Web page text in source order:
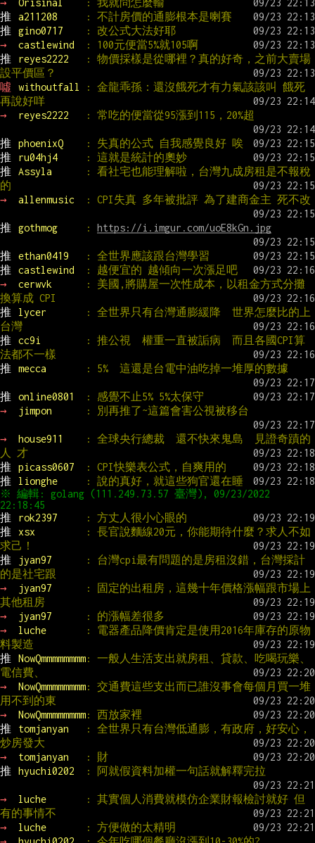
→
Orisinal
: 我就問怎麼輸
推
a211208
: 不計房價的通膨根本是喇賽
推
gino0717
: 改公式大法好耶
→
castlewind
: 100元便當5%就105啊
推
reyes2222
: 物價採樣是從哪裡？真的好奇，之前大賣場
設平價區？
噓
withoutfall
: 金龍乖孫：還沒餓死才有力氣該該叫 餓死
再說好咩
→
reyes2222 : 常吃的便當從95漲到115，20%超
推 phoenixQ
: 失真的公式 自我感覺良好 唉
推
ru04hj4
: 這就是統計的奧妙
推
Assyla
: 看社宅也能理解啦，台灣九成房租是不報稅
的
→
allenmusic : CPI失真 多年被批評 為了建商金主 死不改
推 gothmog : https://i.imgur.com/uoE8kGn.jpg
推 ethan0419
: 全世界應該跟台灣學習
推
castlewind
: 越便宜的 越傾向一次漲足吧
→
cerwvk
: 美國,將購屋一次性成本，以租金方式分攤
換算成 CPI
推
lycer
: 全世界只有台灣通膨緩降  世界怎麼比的上
台灣
推
cc9i
: 推公視  權重一直被詬病  而且各國CPI算
法都不一樣
推
mecca : 5%  這還是台電中油吃掉一堆厚的數據
推 online0801
: 感覺不止5% 5%太保守
→
jimpon : 別再推了~這篇會害公視被移台
→ house911
: 全球央行總裁  還不快來鬼島  見證奇蹟的
人 才
推
picass0607
: CPI快樂表公式，自爽用的
推
lionghe
: 說的真好，就這些狗官還在睡
※ 編輯: golang (111.249.73.57 臺灣), 09/23/2022
推
rok2397
: 方丈人很小心眼的
推
xsx
: 長官說麵線20元，你能期待什麼？求人不如
求己！
推
jyan97
: 台灣cpi最有問題的是房租沒錯，台灣採計
的是社宅跟
→
jyan97
: 固定的出租房，這幾十年價格漲幅跟市場上
其他租房
→
jyan97
: 的漲幅差很多
→
luche
: 電器產品降價肯定是使用2016年庫存的原物
料製造
推
NowQmmmmmmmm: 一般人生活支出就房租、貸款、吃喝玩樂、
電信費、
→
NowQmmmmmmmm: 交通費這些支出而已誰沒事會每個月買一堆
用不到的東
→
NowQmmmmmmmm: 西放家裡
推
tomjanyan
: 全世界只有台灣低通膨，有政府，好安心，
炒房發大
→
tomjanyan
: 財
推
hyuchi0202 : 阿就假資料加權一句話就解釋完拉
→ luche
: 其實個人消費就模仿企業財報檢討就好 但
有的事情不
→
luche
: 方便做的太精明